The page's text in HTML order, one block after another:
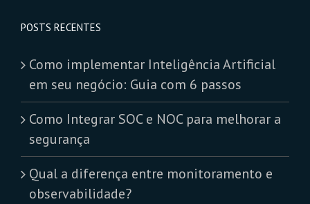
POSTS RECENTES
Como implementar Inteligência Artificial
em seu negócio: Guia com 6 passos
Como Integrar SOC e NOC para melhorar a
segurança
Qual a diferença entre monitoramento e
observabilidade?